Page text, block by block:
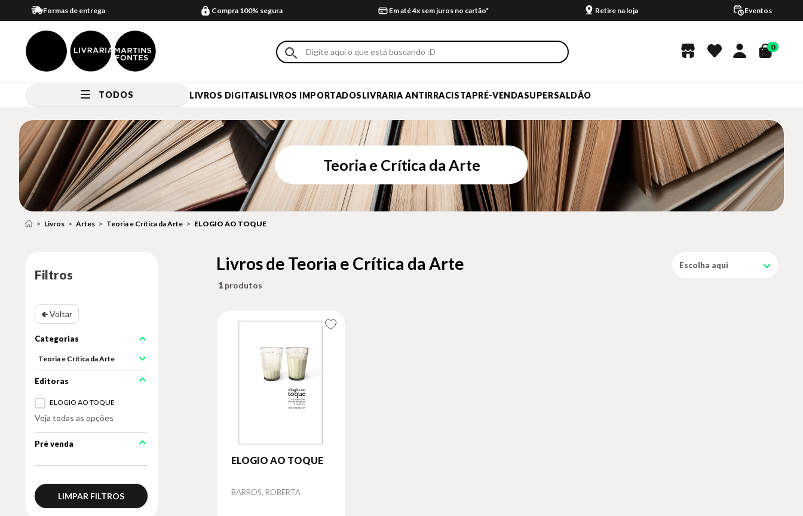
Formas de entrega Compra 100% segura Em até 4x sem juros no cartão* Retire na loja Eventos
0
TODOS LIVROS DIGITAISLIVROS IMPORTADOSLIVRARIA ANTIRRACISTAPRÉ-VENDASUPERSALDÃO
Teoria e Crítica da Arte
Livros Artes Teoria e Crítica da Arte ELOGIO AO TOQUE
Filtros
🢀 Voltar
Teoria e Crítica da Arte
ELOGIO AO TOQUE
Veja todas as opções
Pré venda
LIMPAR FILTROS
Livros de Teoria e Crítica da Arte Escolha aqui
1
ELOGIO AO TOQUE
Autor
BARROS, ROBERTA